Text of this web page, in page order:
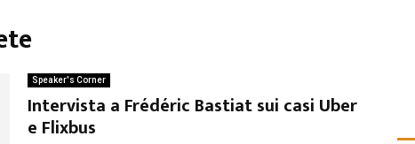
Speaker's Corner
Intervista a Frédéric Bastiat sui casi Uber
e Flixbus